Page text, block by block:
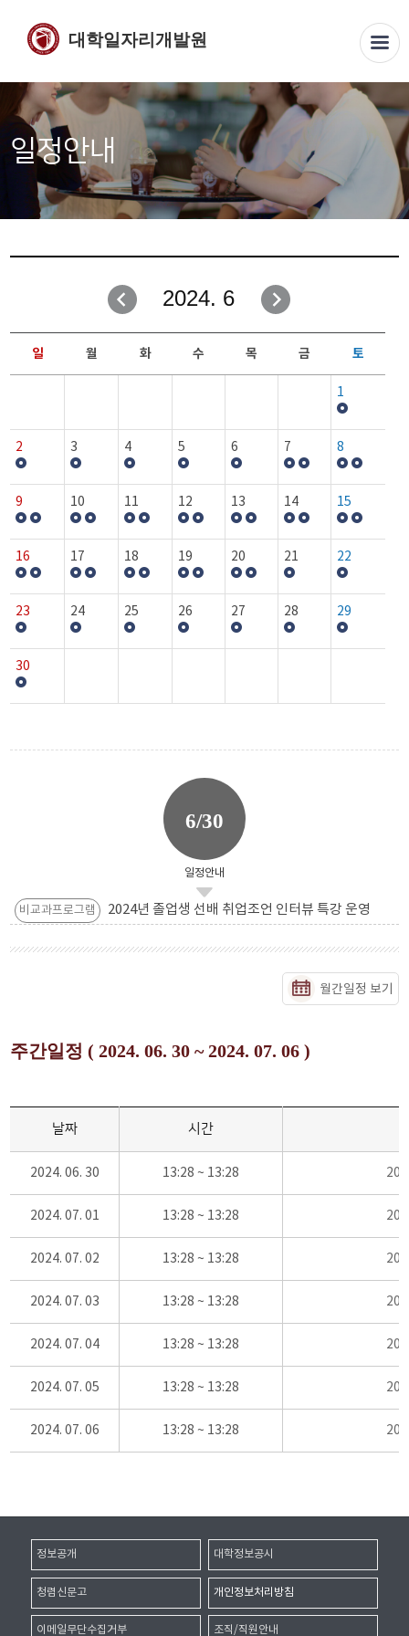
대학일자리개발원
일정안내
2024. 6
일 월 화 수 목 금 토
1
2 3 4 5 6 7 8
9 10 11 12 13 14 15
16 17 18 19 20 21 22
23 24 25 26 27 28 29
30
6/30
일정안내
비교과프로그램 2024년 졸업생 선배 취업조언 인터뷰 특강 운영
월간일정 보기
주간일정 ( 2024. 06. 30 ~ 2024. 07. 06 )
날짜 시간
2024. 06. 30 13:28 ~ 13:28
2024. 07. 01 13:28 ~ 13:28
2024. 07. 02 13:28 ~ 13:28
2024. 07. 03 13:28 ~ 13:28
2024. 07. 04 13:28 ~ 13:28
2024. 07. 05 13:28 ~ 13:28
2024. 07. 06 13:28 ~ 13:28
정보공개 대학정보공시
청렴신문고 개인정보처리방침
이메일무단수집거부 조직/직원안내